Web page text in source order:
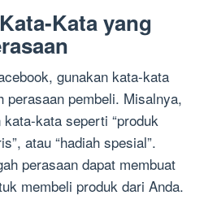
Kata yang
gunakan kata-kata
perasaan pembeli. Misalnya,
kata seperti “produk
atau “hadiah spesial”.
perasaan dapat membuat
membeli produk dari Anda.